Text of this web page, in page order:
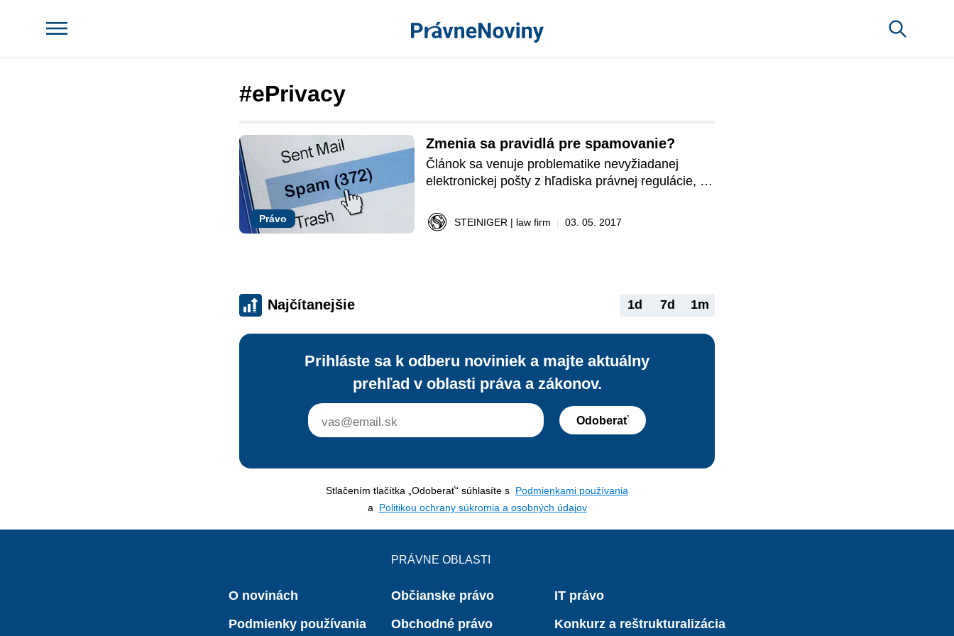
#ePrivacy
Právo
Zmenia sa pravidlá pre spamovanie?
Článok sa venuje problematike nevyžiadanej
elektronickej pošty z hľadiska právnej regulácie,
ferenda poukazuje tiež na niektoré podstatné
zmeny, ktoré prinesie nové e-Privacy nariadenie
STEINIGER | law firm 03. 05. 2017
Najčítanejšie 1d 7d 1m
Prihláste sa k odberu noviniek a majte aktuálny
prehľad v oblasti práva a zákonov.
Odoberať
Stlačením tlačítka „Odoberať“ súhlasíte s Podmienkami používania
a Politikou ochrany súkromia a osobných údajov
O novinách
Podmienky používania
PRÁVNE OBLASTI
Občianske právo
Obchodné právo
IT právo
Konkurz a reštrukturalizácia